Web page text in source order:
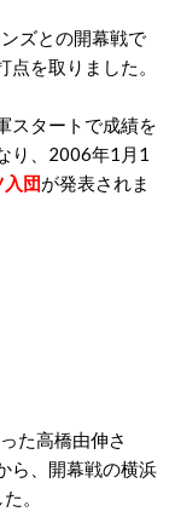
ズとの開幕戦で
を取りました。
スタートで成績を
り、2006年1月1
団が発表されま
た高橋由伸さ
ら、開幕戦の横浜
。